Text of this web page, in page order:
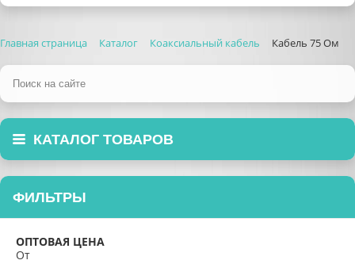
Главная страница Каталог Коаксиальный кабель Кабель 75 Ом
КАТАЛОГ ТОВАРОВ
ФИЛЬТРЫ
ОПТОВАЯ ЦЕНА
От